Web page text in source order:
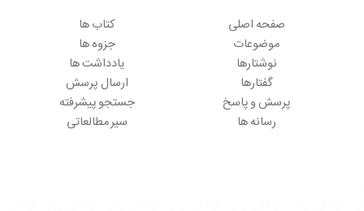
صفحه اصلی
موضوعات
نوشتارها
گفتارها
پرسش و پاسخ
رسانه ها
کتاب ها
جزوه ها
یادداشت ها
ارسال پرسش
جستجو پیشرفته
سیر مطالعاتی